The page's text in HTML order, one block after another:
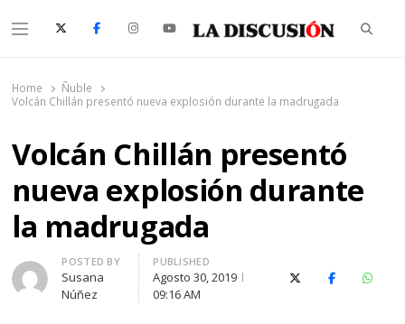
Menu
Home
Ñuble
Volcán Chillán presentó nueva explosión durante la madrugada
Volcán Chillán presentó
nueva explosión durante
la madrugada
Author
POSTED BY
Susana
Núñez
PUBLISHED
Agosto 30, 2019
09:16 AM
X (Twitter)Facebook